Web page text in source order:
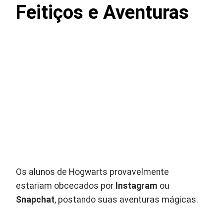
Feitiços e Aventuras
Os alunos de Hogwarts provavelmente
estariam obcecados por Instagram ou
Snapchat, postando suas aventuras mágicas.